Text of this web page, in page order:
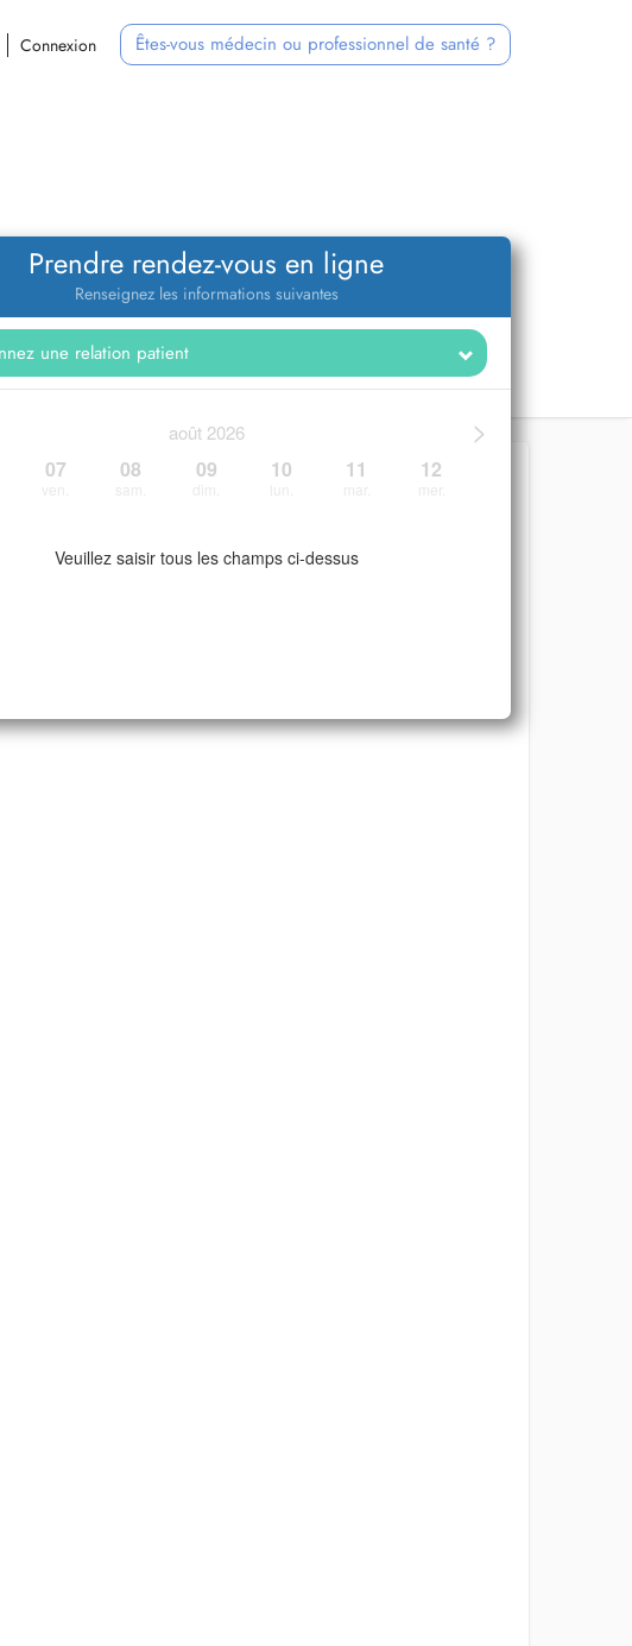
Connexion Êtes-vous médecin ou professionnel de santé ?
Prendre rendez-vous en ligne
Renseignez les informations suivantes
>
août 2026
07 08 09 10 11 12
Veuillez saisir tous les champs ci-dessus